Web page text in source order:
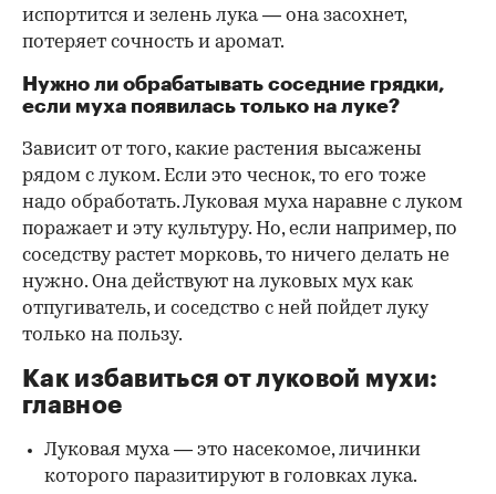
испортится и зелень лука — она засохнет,
потеряет сочность и аромат.
Нужно ли обрабатывать соседние грядки,
если муха появилась только на луке?
Зависит от того, какие растения высажены
рядом с луком. Если это чеснок, то его тоже
надо обработать. Луковая муха наравне с луком
поражает и эту культуру. Но, если например, по
соседству растет морковь, то ничего делать не
нужно. Она действуют на луковых мух как
отпугиватель, и соседство с ней пойдет луку
только на пользу.
Как избавиться от луковой мухи:
главное
Луковая муха — это насекомое, личинки
которого паразитируют в головках лука.